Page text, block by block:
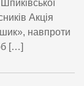
Акція
навпроти
[…]